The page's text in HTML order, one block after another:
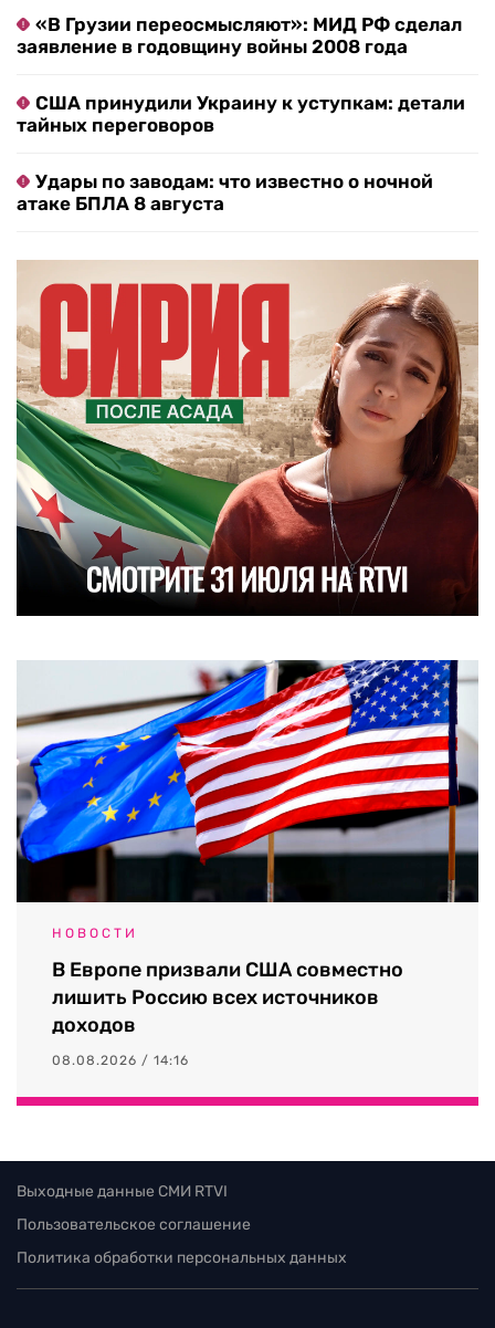
«В Грузии переосмысляют»: МИД РФ сделал
заявление в годовщину войны 2008 года
США принудили Украину к уступкам: детали
тайных переговоров
Удары по заводам: что известно о ночной
атаке БПЛА 8 августа
НОВОСТИ
В Европе призвали США совместно
лишить Россию всех источников
доходов
08.08.2026 / 14:16
Выходные данные СМИ RTVI
Пользовательское соглашение
Политика обработки персональных данных